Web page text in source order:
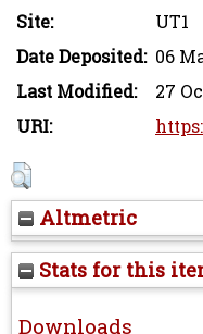
Site:
UT1
Date Deposited: 06
Last Modified:
27
URI:
Altmetric
Stats for this
Downloads